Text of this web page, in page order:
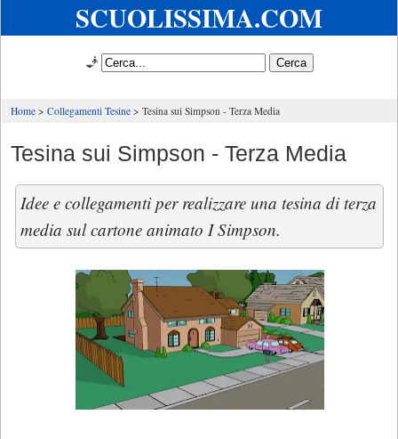
SCUOLISSIMA.COM
🧞
Home Collegamenti Tesine Tesina sui Simpson - Terza Media
Tesina sui Simpson - Terza Media
Idee e collegamenti per realizzare una tesina di terza
media sul cartone animato I Simpson.